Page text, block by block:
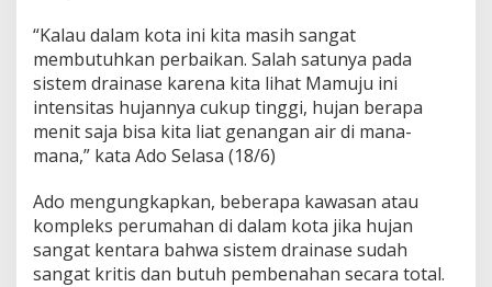
u
“Kalau dalam kota ini kita masih sangat
membutuhkan perbaikan. Salah satunya pada
sistem drainase karena kita lihat Mamuju ini
intensitas hujannya cukup tinggi, hujan berapa
menit saja bisa kita liat genangan air di mana-
mana,” kata Ado Selasa (18/6)
Ado mengungkapkan, beberapa kawasan atau
kompleks perumahan di dalam kota jika hujan
sangat kentara bahwa sistem drainase sudah
sangat kritis dan butuh pembenahan secara total.